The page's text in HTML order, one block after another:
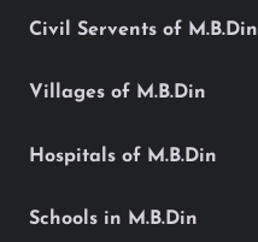
Civil Servents of M.B.Din
Villages of M.B.Din
Hospitals of M.B.Din
Schools in M.B.Din